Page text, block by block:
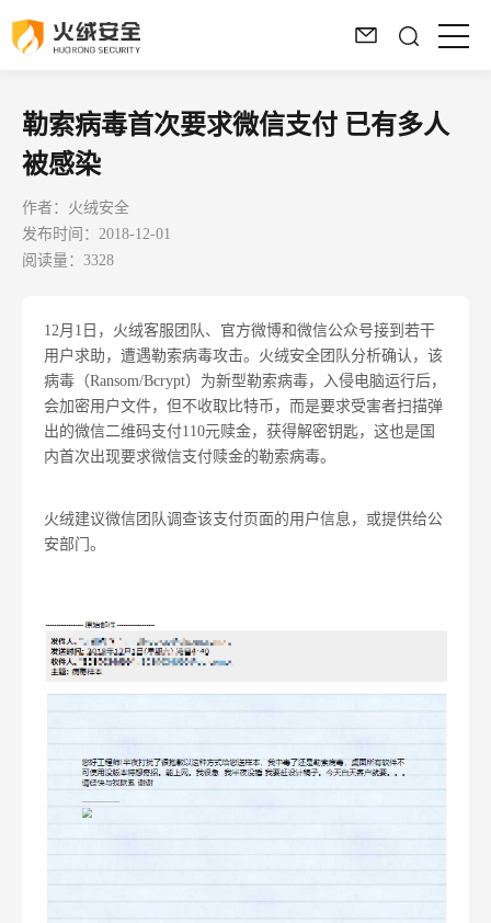
勒索病毒首次要求微信支付 已有多人
被感染
作者：火绒安全
发布时间：2018-12-01
阅读量：3328
12月1日，火绒客服团队、官方微博和微信公众号接到若干
用户求助，遭遇勒索病毒攻击。火绒安全团队分析确认，该
病毒（Ransom/Bcrypt）为新型勒索病毒，入侵电脑运行后，
会加密用户文件，但不收取比特币，而是要求受害者扫描弹
出的微信二维码支付110元赎金，获得解密钥匙，这也是国
内首次出现要求微信支付赎金的勒索病毒。
火绒建议微信团队调查该支付页面的用户信息，或提供给公
安部门。